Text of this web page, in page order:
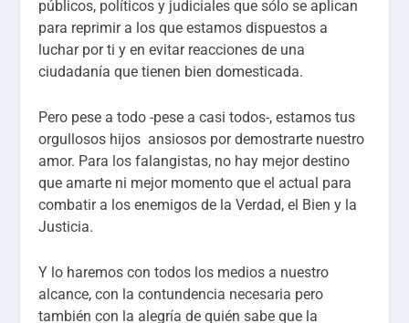
públicos, políticos y judiciales que sólo se aplican
para reprimir a los que estamos dispuestos a
luchar por ti y en evitar reacciones de una
ciudadanía que tienen bien domesticada.
Pero pese a todo -pese a casi todos-, estamos tus
orgullosos hijos ansiosos por demostrarte nuestro
amor. Para los falangistas, no hay mejor destino
que amarte ni mejor momento que el actual para
combatir a los enemigos de la Verdad, el Bien y la
Justicia.
Y lo haremos con todos los medios a nuestro
alcance, con la contundencia necesaria pero
también con la alegría de quién sabe que la